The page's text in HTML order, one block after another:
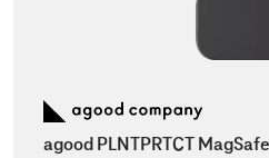
agood PLNTPRTCT